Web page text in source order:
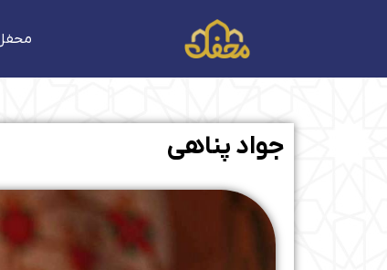
جواد پناهی